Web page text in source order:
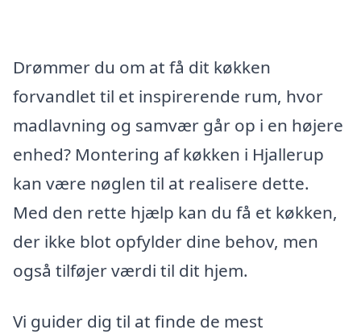
Drømmer du om at få dit køkken
forvandlet til et inspirerende rum, hvor
madlavning og samvær går op i en højere
enhed? Montering af køkken i Hjallerup
kan være nøglen til at realisere dette.
Med den rette hjælp kan du få et køkken,
der ikke blot opfylder dine behov, men
også tilføjer værdi til dit hjem.
Vi guider dig til at finde de mest